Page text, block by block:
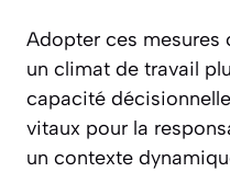
Adopter ces
un climat de travail
capacité
vitaux pour la
un contexte